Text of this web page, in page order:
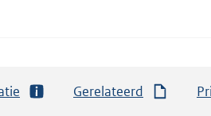
Gerelateerd